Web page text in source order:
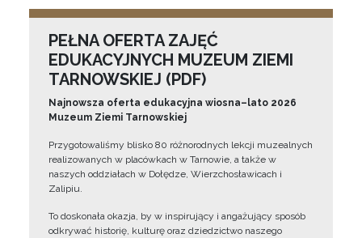
PEŁNA OFERTA ZAJĘĆ
EDUKACYJNYCH MUZEUM ZIEMI
TARNOWSKIEJ (PDF)
Najnowsza oferta edukacyjna wiosna–lato 2026
Muzeum Ziemi Tarnowskiej
Przygotowaliśmy blisko 80 różnorodnych lekcji muzealnych
realizowanych w placówkach w Tarnowie, a także w
naszych oddziałach w Dołędze, Wierzchosławicach i
Zalipiu.
To doskonała okazja, by w inspirujący i angażujący sposób
odkrywać historię, kulturę oraz dziedzictwo naszego